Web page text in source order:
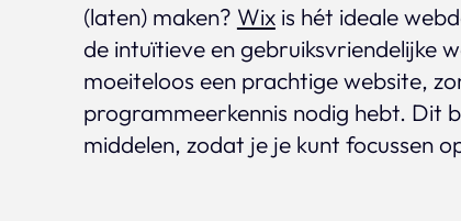
(laten) maken? Wixis hét ideale
de intuïtieve en gebruiksvriendelijke
moeiteloos een prachtige website,
programmeerkennis nodig hebt. Dit
middelen, zodat je je kunt focussen